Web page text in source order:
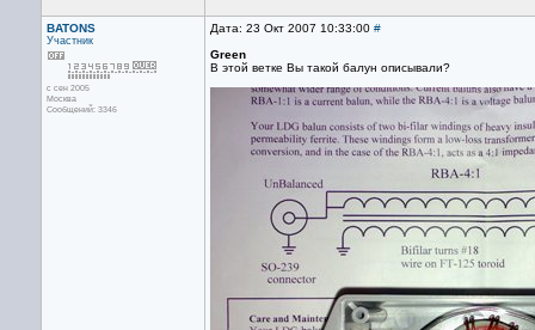
BATONS
Участник
с сен 2005
Москва
Сообщений: 3346
Дата: 23 Окт 2007 10:33:00 #
Green
В этой ветке Вы такой балун описывали?